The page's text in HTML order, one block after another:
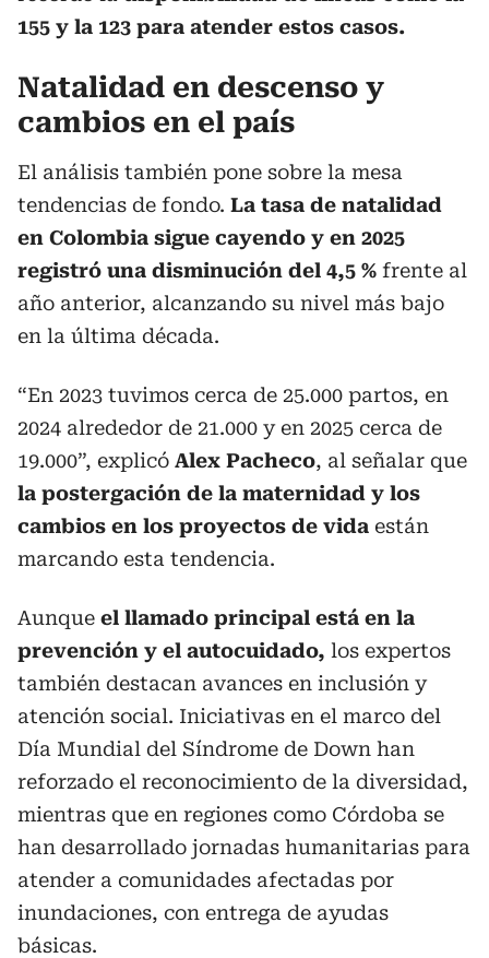
155 y la 123 para atender estos casos.
Natalidad en descenso y
cambios en el país
El análisis también pone sobre la mesa
tendencias de fondo. La tasa de natalidad
en Colombia sigue cayendo y en 2025
registró una disminución del 4,5 % frente al
año anterior, alcanzando su nivel más bajo
en la última década.
“En 2023 tuvimos cerca de 25.000 partos, en
2024 alrededor de 21.000 y en 2025 cerca de
19.000”, explicó Alex Pacheco, al señalar que
la postergación de la maternidad y los
cambios en los proyectos de vida están
marcando esta tendencia.
Aunque el llamado principal está en la
prevención y el autocuidado, los expertos
también destacan avances en inclusión y
atención social. Iniciativas en el marco del
Día Mundial del Síndrome de Down han
reforzado el reconocimiento de la diversidad,
mientras que en regiones como Córdoba se
han desarrollado jornadas humanitarias para
atender a comunidades afectadas por
inundaciones, con entrega de ayudas
básicas.